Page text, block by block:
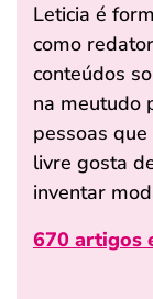
Leticia é
como
conteúdos
na meutudo
pessoas
livre gosta
inventar
670 artigos